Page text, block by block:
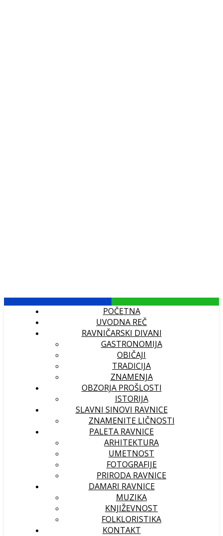
POČETNA
UVODNA REČ
RAVNIČARSKI DIVANI
GASTRONOMIJA
OBIČAJI
TRADICIJA
ZNAMENJA
OBZORJA PROŠLOSTI
ISTORIJA
SLAVNI SINOVI RAVNICE
ZNAMENITE LIČNOSTI
PALETA RAVNICE
ARHITEKTURA
UMETNOST
FOTOGRAFIJE
PRIRODA RAVNICE
DAMARI RAVNICE
MUZIKA
KNJIŽEVNOST
FOLKLORISTIKA
KONTAKT